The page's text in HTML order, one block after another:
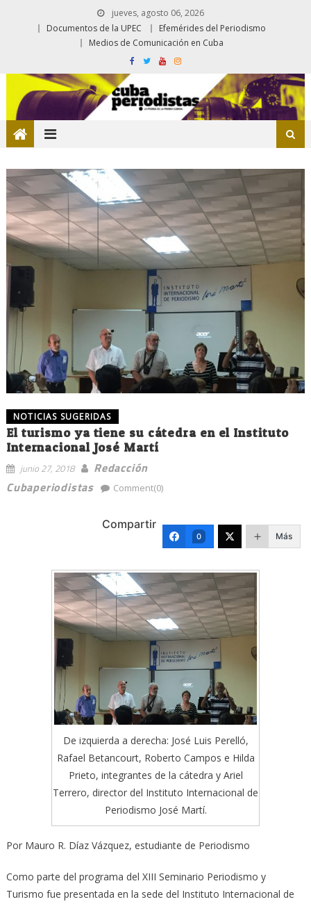
jueves, agosto 06, 2026
Documentos de la UPEC
Efemérides del Periodismo
Medios de Comunicación en Cuba
NOTICIAS SUGERIDAS
El turismo ya tiene su cátedra en el Instituto
Internacional José Martí
junio 27, 2018
Redacción
Cubaperiodistas
Comment(0)
Compartir
0 Más
De izquierda a derecha: José Luis Perelló,
Rafael Betancourt, Roberto Campos e Hilda
Prieto, integrantes de la cátedra y Ariel
Terrero, director del Instituto Internacional de
Periodismo José Martí.
Por Mauro R. Díaz Vázquez, estudiante de Periodismo
Como parte del programa del XIII Seminario Periodismo y
Turismo fue presentada en la sede del Instituto Internacional de